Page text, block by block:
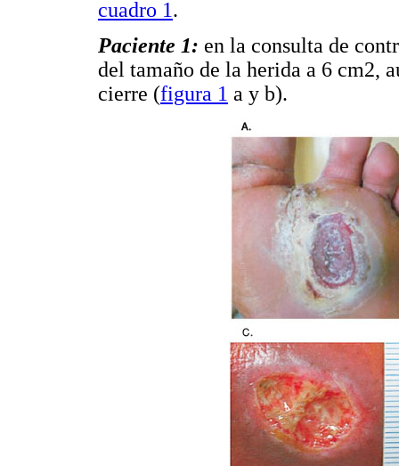
cuadro 1.
Paciente 1: en la consulta de
del tamaño de la herida a 6 cm2,
cierre (figura 1 a y b).